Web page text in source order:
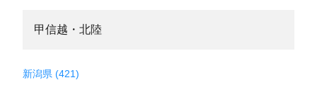
甲信越・北陸
新潟県 (421)